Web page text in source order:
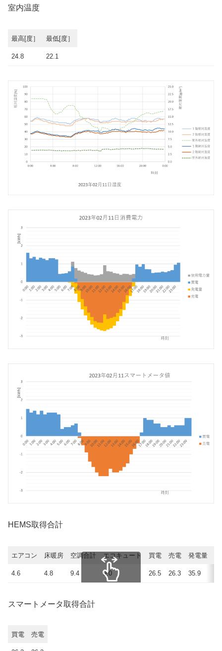
室内温度
最高[度］ 最低[度］
24.8 22.1
HEMS取得合計
エアコン 床暖房 空調合計 エコキュート 買電 売電 発電量
4.6 4.8 9.4 9.0 26.5 26.3 35.9
スマートメータ取得合計
買電 売電